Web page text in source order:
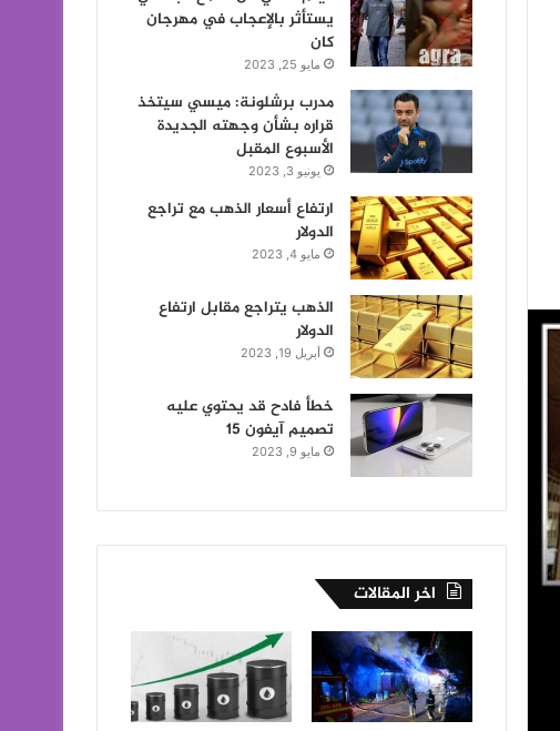
يستأثر بالإعجاب في مهرجان
كان
مايو 25, 2023
مدرب برشلونة: ميسي سيتخذ
قراره بشأن وجهته الجديدة
الأسبوع المقبل
يونيو 3, 2023
ارتفاع أسعار الذهب مع تراجع
الدولار
مايو 4, 2023
الذهب يتراجع مقابل ارتفاع
الدولار
أبريل 19, 2023
خطأ فادح قد يحتوي عليه
تصميم آيفون 15
مايو 9, 2023
اخر المقالات